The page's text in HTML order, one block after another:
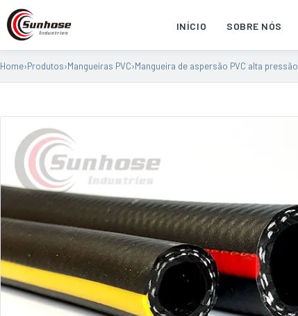
INÍCIO SOBRE NÓS
Home›Produtos›Mangueiras PVC›Mangueira de aspersão PVC alta pressão